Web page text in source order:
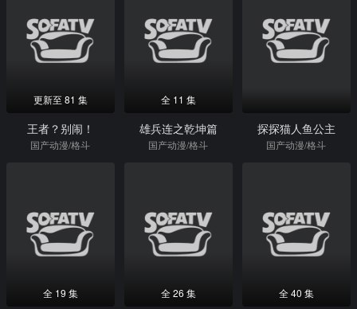
更新至 81 集
王者？别闹！
国产动漫/格斗
全 11 集
雄兵连之乾坤篇
国产动漫/格斗
探探猫人鱼公主
国产动漫/格斗
全 19 集 全 26 集 全 40 集